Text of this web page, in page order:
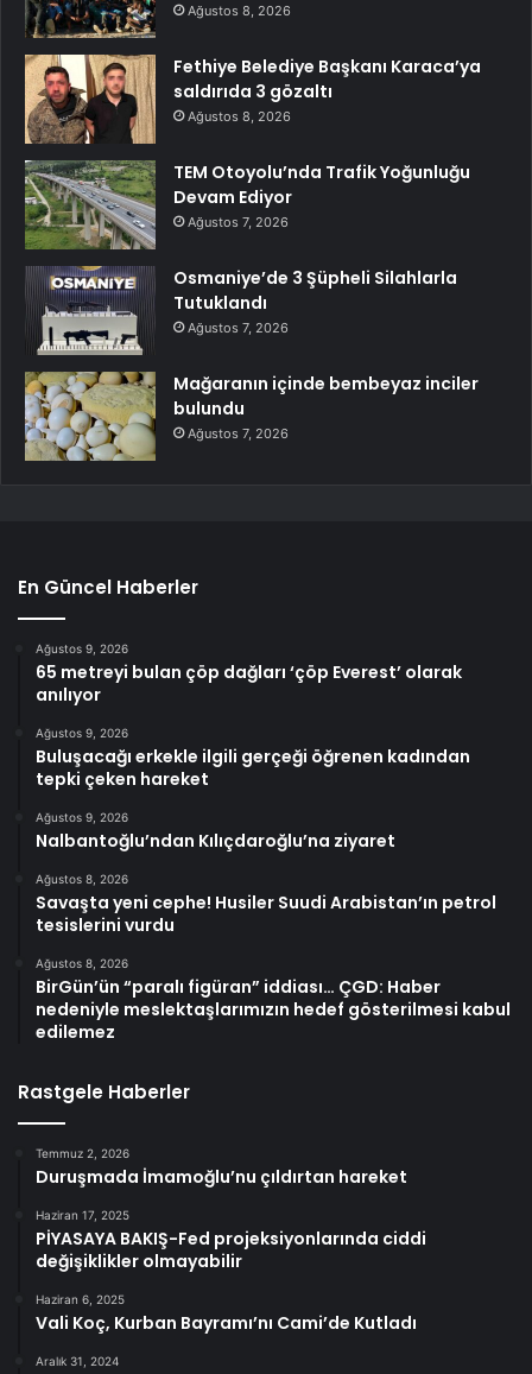
Ağustos 8, 2026
Fethiye Belediye Başkanı Karaca’ya
saldırıda 3 gözaltı
Ağustos 8, 2026
TEM Otoyolu’nda Trafik Yoğunluğu
Devam Ediyor
Ağustos 7, 2026
Osmaniye’de 3 Şüpheli Silahlarla
Tutuklandı
Ağustos 7, 2026
Mağaranın içinde bembeyaz inciler
bulundu
Ağustos 7, 2026
En Güncel Haberler
Ağustos 9, 2026
65 metreyi bulan çöp dağları ‘çöp Everest’ olarak
anılıyor
Ağustos 9, 2026
Buluşacağı erkekle ilgili gerçeği öğrenen kadından
tepki çeken hareket
Ağustos 9, 2026
Nalbantoğlu’ndan Kılıçdaroğlu’na ziyaret
Ağustos 8, 2026
Savaşta yeni cephe! Husiler Suudi Arabistan’ın petrol
tesislerini vurdu
Ağustos 8, 2026
BirGün’ün “paralı figüran” iddiası… ÇGD: Haber
nedeniyle meslektaşlarımızın hedef gösterilmesi kabul
edilemez
Rastgele Haberler
Temmuz 2, 2026
Duruşmada İmamoğlu’nu çıldırtan hareket
Haziran 17, 2025
PİYASAYA BAKIŞ-Fed projeksiyonlarında ciddi
değişiklikler olmayabilir
Haziran 6, 2025
Vali Koç, Kurban Bayramı’nı Cami’de Kutladı
Aralık 31, 2024